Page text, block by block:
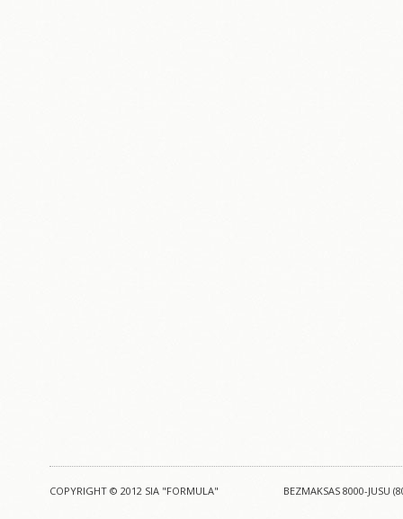
COPYRIGHT © 2012 SIA "FORMULA" BEZMAKSAS 8000-JUSU